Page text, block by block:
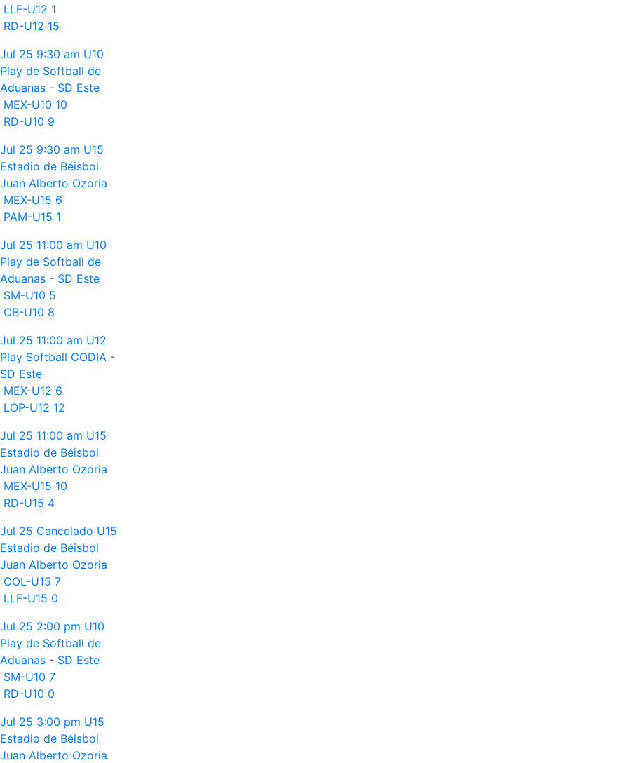
LLF-U12 1
RD-U12 15
Jul 25 9:30 am U10
Play de Softball de
Aduanas - SD Este
MEX-U10 10
RD-U10 9
Jul 25 9:30 am U15
Estadio de Béisbol
Juan Alberto Ozoria
MEX-U15 6
PAM-U15 1
Jul 25 11:00 am U10
Play de Softball de
Aduanas - SD Este
SM-U10 5
CB-U10 8
Jul 25 11:00 am U12
Play Softball CODIA -
SD Este
MEX-U12 6
LOP-U12 12
Jul 25 11:00 am U15
Estadio de Béisbol
Juan Alberto Ozoria
MEX-U15 10
RD-U15 4
Jul 25 Cancelado U15
Estadio de Béisbol
Juan Alberto Ozoria
COL-U15 7
LLF-U15 0
Jul 25 2:00 pm U10
Play de Softball de
Aduanas - SD Este
SM-U10 7
RD-U10 0
Jul 25 3:00 pm U15
Estadio de Béisbol
Juan Alberto Ozoria